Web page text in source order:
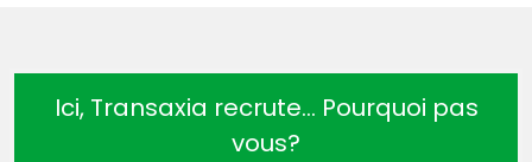
Ici, Transaxia recrute… Pourquoi pas
vous?